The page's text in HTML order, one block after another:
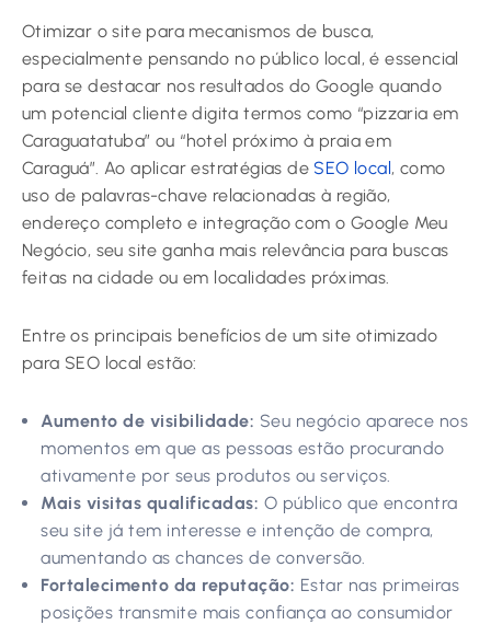
Otimizar o site para mecanismos de busca,
especialmente pensando no público local, é essencial
para se destacar nos resultados do Google quando
um potencial cliente digita termos como “pizzaria em
Caraguatatuba” ou “hotel próximo à praia em
Caraguá”. Ao aplicar estratégias de SEO local , como
uso de palavras-chave relacionadas à região,
endereço completo e integração com o Google Meu
Negócio, seu site ganha mais relevância para buscas
feitas na cidade ou em localidades próximas.
Entre os principais benefícios de um site otimizado
para SEO local estão:
Aumento de visibilidade: Seu negócio aparece nos
momentos em que as pessoas estão procurando
ativamente por seus produtos ou serviços.
Mais visitas qualificadas: O público que encontra
seu site já tem interesse e intenção de compra,
aumentando as chances de conversão.
Fortalecimento da reputação: Estar nas primeiras
posições transmite mais confiança ao consumidor